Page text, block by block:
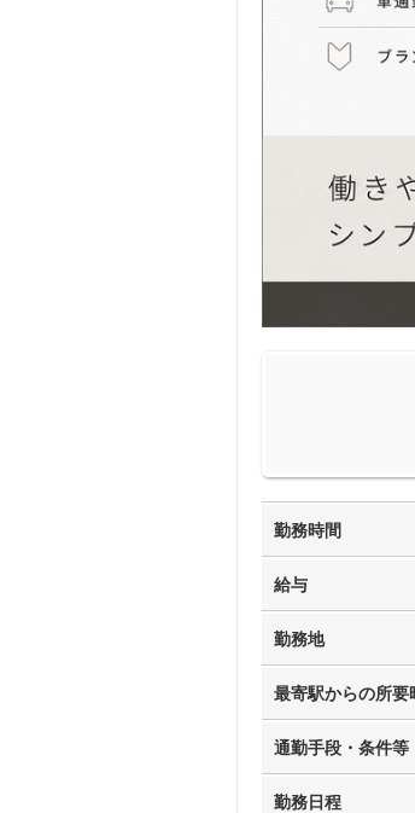
勤務時間
給与
勤務地
最寄駅からの所要
通勤手段・条件等
勤務日程